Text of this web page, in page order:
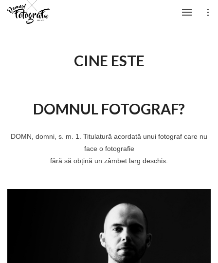
CINE ESTE
DOMNUL FOTOGRAF?
DOMN, domni, s. m. 1. Titulatură acordată unui fotograf care nu
face o fotografie
fără să obțină un zâmbet larg deschis.